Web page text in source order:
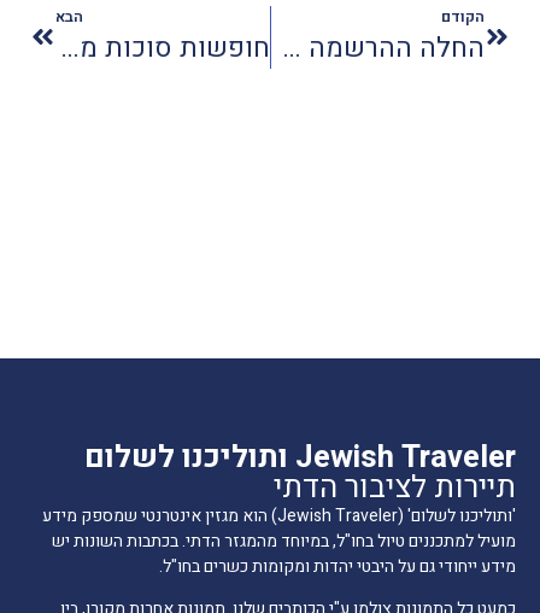
הקודם
החלה ההרשמה לכנס סוכני הנסיעות
הבא
חופשות סוכות מפתות בגוליבר
Jewish Traveler ותוליכנו לשלום
תיירות לציבור הדתי
'ותוליכנו לשלום' (Jewish Traveler) הוא מגזין אינטרנטי שמספק מידע
מועיל למתכננים טיול בחו"ל, במיוחד מהמגזר הדתי. בכתבות השונות יש
מידע ייחודי גם על היבטי יהדות ומקומות כשרים בחו"ל.